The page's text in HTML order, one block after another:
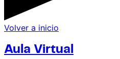
Volver a inicio
Aula Virtual